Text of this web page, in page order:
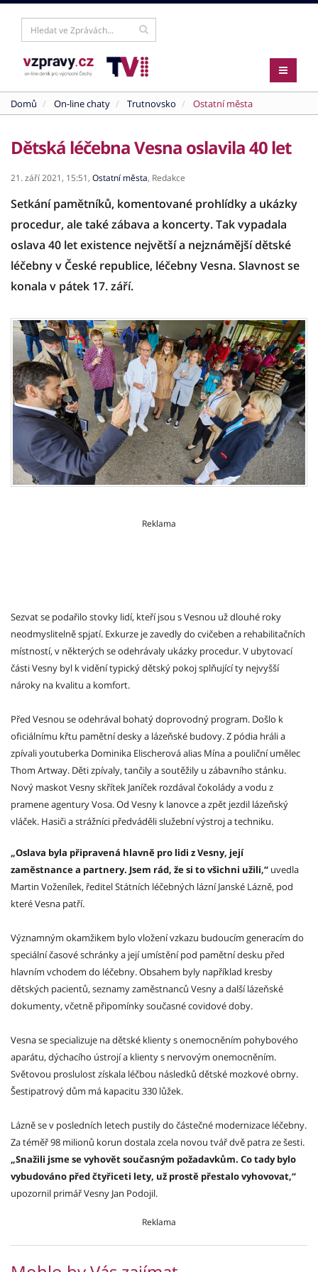
Domů On-line chaty Trutnovsko Ostatní města
Dětská léčebna Vesna oslavila 40 let
21. září 2021, 15:51, Ostatní města, Redakce
Setkání pamětníků, komentované prohlídky a ukázky
procedur, ale také zábava a koncerty. Tak vypadala
oslava 40 let existence největší a nejznámější dětské
léčebny v České republice, léčebny Vesna. Slavnost se
konala v pátek 17. září.
Reklama
Sezvat se podařilo stovky lidí, kteří jsou s Vesnou už dlouhé roky
neodmyslitelně spjatí. Exkurze je zavedly do cvičeben a rehabilitačních
místností, v některých se odehrávaly ukázky procedur. V ubytovací
části Vesny byl k vidění typický dětský pokoj splňující ty nejvyšší
nároky na kvalitu a komfort.
Před Vesnou se odehrával bohatý doprovodný program. Došlo k
oficiálnímu křtu pamětní desky a lázeňské budovy. Z pódia hráli a
zpívali youtuberka Dominika Elischerová alias Mína a pouliční umělec
Thom Artway. Děti zpívaly, tančily a soutěžily u zábavního stánku.
Nový maskot Vesny skřítek Janíček rozdával čokolády a vodu z
pramene agentury Vosa. Od Vesny k lanovce a zpět jezdil lázeňský
vláček. Hasiči a strážníci předváděli služební výstroj a techniku.
„Oslava byla připravená hlavně pro lidi z Vesny, její
zaměstnance a partnery. Jsem rád, že si to všichni užili,“ uvedla
Martin Voženílek, ředitel Státních léčebných lázní Janské Lázně, pod
které Vesna patří.
Významným okamžikem bylo vložení vzkazu budoucím generacím do
speciální časové schránky a její umístění pod pamětní desku před
hlavním vchodem do léčebny. Obsahem byly například kresby
dětských pacientů, seznamy zaměstnanců Vesny a další lázeňské
dokumenty, včetně připomínky současné covidové doby.
Vesna se specializuje na dětské klienty s onemocněním pohybového
aparátu, dýchacího ústrojí a klienty s nervovým onemocněním.
Světovou proslulost získala léčbou následků dětské mozkové obrny.
Šestipatrový dům má kapacitu 330 lůžek.
Lázně se v posledních letech pustily do částečné modernizace léčebny.
Za téměř 98 milionů korun dostala zcela novou tvář dvě patra ze šesti.
„Snažili jsme se vyhovět současným požadavkům. Co tady bylo
vybudováno před čtyřiceti lety, už prostě přestalo vyhovovat,“
upozornil primář Vesny Jan Podojil.
Reklama